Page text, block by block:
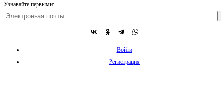
Узнавайте первыми:
Войти
Регистрация